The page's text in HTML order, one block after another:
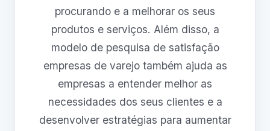
procurando e a melhorar os seus
produtos e serviços. Além disso, a
modelo de pesquisa de satisfação
empresas de varejo também ajuda as
empresas a entender melhor as
necessidades dos seus clientes e a
desenvolver estratégias para aumentar